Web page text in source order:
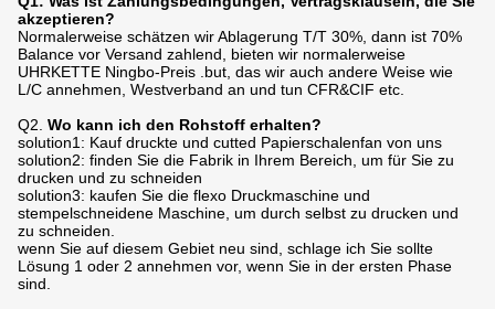
akzeptieren?
Normalerweise schätzen wir Ablagerung T/T 30%, dann ist 70%
Balance vor Versand zahlend, bieten wir normalerweise
UHRKETTE Ningbo-Preis .but, das wir auch andere Weise wie
L/C annehmen, Westverband an und tun CFR&CIF etc.
Q2. Wo kann ich den Rohstoff erhalten?
solution1: Kauf druckte und cutted Papierschalenfan von uns
solution2: finden Sie die Fabrik in Ihrem Bereich, um für Sie zu
drucken und zu schneiden
solution3: kaufen Sie die flexo Druckmaschine und
stempelschneidene Maschine, um durch selbst zu drucken und
zu schneiden.
wenn Sie auf diesem Gebiet neu sind, schlage ich Sie sollte
Lösung 1 oder 2 annehmen vor, wenn Sie in der ersten Phase
sind.